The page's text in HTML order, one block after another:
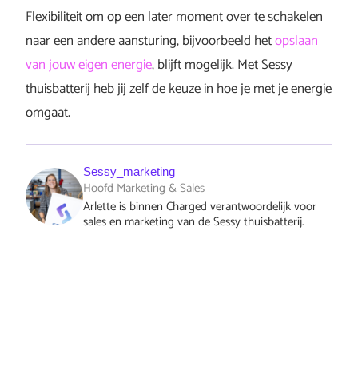
Flexibiliteit om op een later moment over te schakelen
naar een andere aansturing, bijvoorbeeld hetopslaan
van jouw eigen energie, blijft mogelijk. Met Sessy
thuisbatterij heb jij zelf de keuze in hoe je met je energie
omgaat.
Sessy_marketing
Hoofd Marketing & Sales
Arlette is binnen Charged verantwoordelijk voor
sales en marketing van de Sessy thuisbatterij.